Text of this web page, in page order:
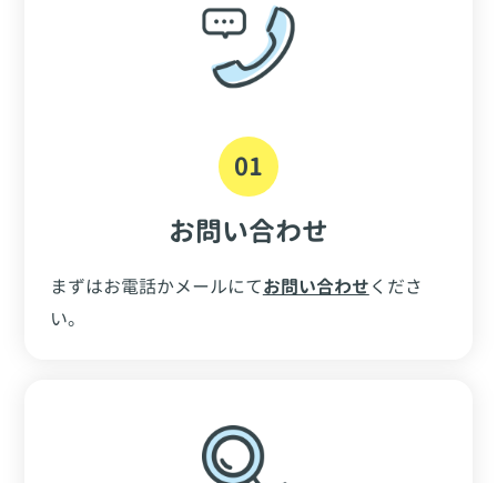
01
お問い合わせ
まずはお電話かメールにてお問い合わせくださ
い。